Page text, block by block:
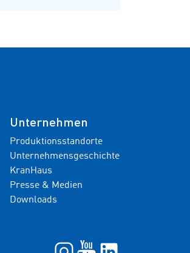
Unternehmen
Produktionsstandorte
Unternehmensgeschichte
KranHaus
Presse & Medien
Downloads